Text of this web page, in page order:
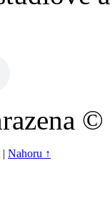
| Nahoru ↑